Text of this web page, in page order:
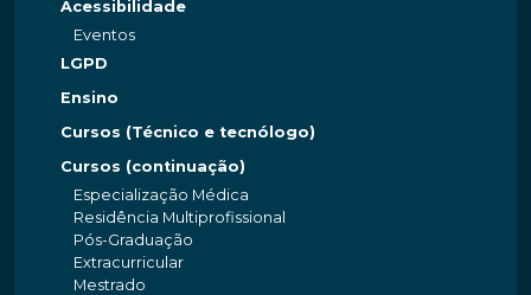
Acessibilidade
Eventos
LGPD
Ensino
Cursos (Técnico e tecnólogo)
Cursos (continuação)
Especialização Médica
Residência Multiprofissional
Pós-Graduação
Extracurricular
Mestrado